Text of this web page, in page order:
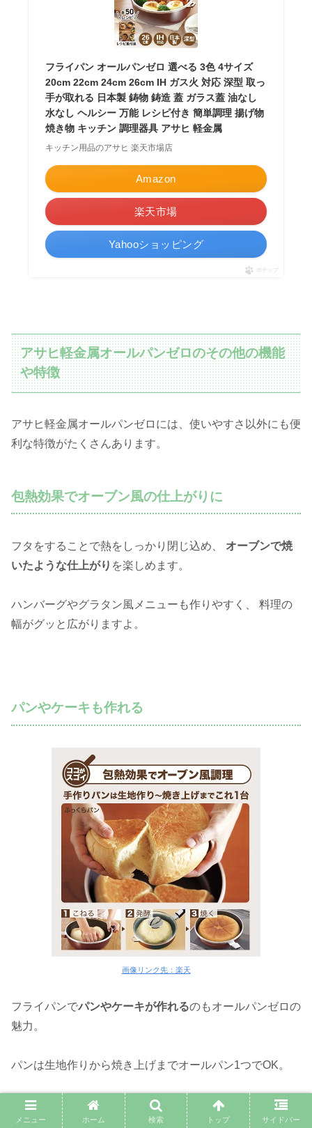
フライパン オールパンゼロ 選べる 3色 4サイズ
20cm 22cm 24cm 26cm IH ガス火 対応 深型 取っ
手が取れる 日本製 鋳物 鋳造 蓋 ガラス蓋 油なし
水なし ヘルシー 万能 レシピ付き 簡単調理 揚げ物
焼き物 キッチン 調理器具 アサヒ 軽金属
キッチン用品のアサヒ 楽天市場店
Amazon
楽天市場
Yahooショッピング
ポチップ
アサヒ軽金属オールパンゼロのその他の機能
や特徴
アサヒ軽金属オールパンゼロには、使いやすさ以外にも便
利な特徴がたくさんあります。
包熱効果でオーブン風の仕上がりに
フタをすることで熱をしっかり閉じ込め、 オーブンで焼
いたような仕上がり を楽しめます。
ハンバーグやグラタン風メニューも作りやすく、 料理の
幅がグッと広がりますよ。
パンやケーキも作れる
画像リンク先：楽天
フライパンでパンやケーキが作れるのもオールパンゼロの
魅力。
パンは生地作りから焼き上げまでオールパン1つでOK。
ケーキも生地を入れて焼くだけなので、お菓子作り初心
者さんにも取り組みやすい
ですよ。
メニュー ホーム 検索 トップ サイドバー